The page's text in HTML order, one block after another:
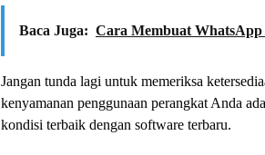
Baca Juga: Cara Membuat
Jangan tunda lagi untuk memeriksa
kenyamanan penggunaan perangkat Anda
kondisi terbaik dengan software terbaru.